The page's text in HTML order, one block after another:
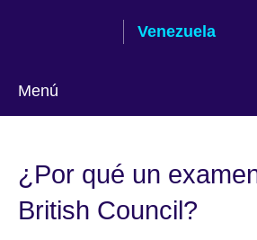
Venezuela
Menú
idioma
¿Por qué un
British Council?